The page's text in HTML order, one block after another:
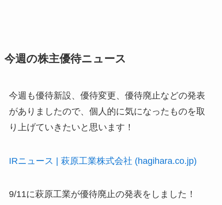
今週の株主優待ニュース
今週も優待新設、優待変更、優待廃止などの発表
がありましたので、個人的に気になったものを取
り上げていきたいと思います！
IRニュース | 萩原工業株式会社 (hagihara.co.jp)
9/11に萩原工業が優待廃止の発表をしました！